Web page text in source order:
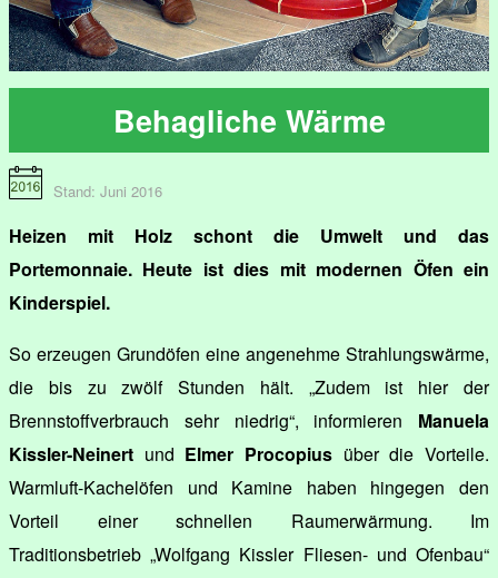
Behagliche Wärme
Stand: Juni 2016
Heizen mit Holz schont die Umwelt und das
Portemonnaie. Heute ist dies mit modernen Öfen ein
Kinderspiel.
So erzeugen Grundöfen eine angenehme Strahlungswärme,
die bis zu zwölf Stunden hält. „Zudem ist hier der
Brennstoffverbrauch sehr niedrig“, informieren Manuela
Kissler-Neinert und Elmer Procopius über die Vorteile.
Warmluft-Kachelöfen und Kamine haben hingegen den
Vorteil einer schnellen Raumerwärmung. Im
Traditionsbetrieb „Wolfgang Kissler Fliesen- und Ofenbau“